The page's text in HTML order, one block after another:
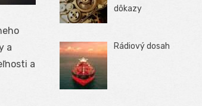
a
a
dôkazy
Rádiový dosah